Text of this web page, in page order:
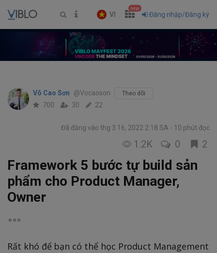
VI
new
Đăng nhập/Đăng ký
Võ Cao Sơn @Vocaoson Theo dõi
700 30 22
Đã đăng vào thg 3 16, 2022 2:18 SA 10 phút đọc
1.2K 0 2
Framework 5 bước tự build sản
phẩm cho Product Manager,
Owner
Rất khó để bạn có thể học Product Management